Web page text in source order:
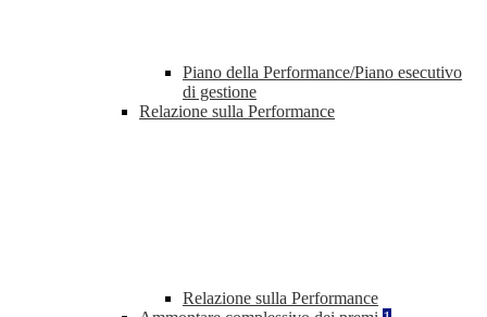
Piano della Performance/Piano esecutivo
di gestione
Relazione sulla Performance
Relazione sulla Performance